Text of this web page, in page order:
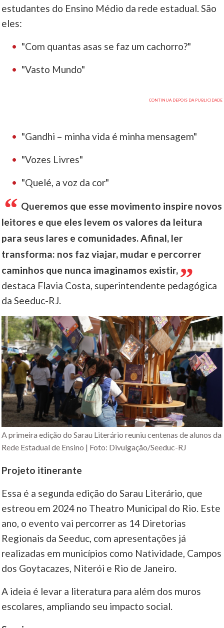
estudantes do Ensino Médio da rede estadual. São
eles:
"Com quantas asas se faz um cachorro?"
"Vasto Mundo"
"Gandhi – minha vida é minha mensagem"
"Vozes Livres"
"Quelé, a voz da cor"
Queremos que esse movimento inspire novos
leitores e que eles levem os valores da leitura
para seus lares e comunidades. Afinal, ler
transforma: nos faz viajar, mudar e percorrer
caminhos que nunca imaginamos existir,
destaca Flavia Costa, superintendente pedagógica
da Seeduc-RJ.
A primeira edição do Sarau Literário reuniu centenas de alunos da
Rede Estadual de Ensino | Foto: Divulgação/Seeduc-RJ
Projeto itinerante
Essa é a segunda edição do Sarau Literário, que
estreou em 2024 no Theatro Municipal do Rio. Este
ano, o evento vai percorrer as 14 Diretorias
Regionais da Seeduc, com apresentações já
realizadas em municípios como Natividade, Campos
dos Goytacazes, Niterói e Rio de Janeiro.
A ideia é levar a literatura para além dos muros
escolares, ampliando seu impacto social.